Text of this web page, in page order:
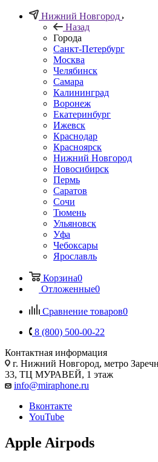
Нижний Новгород
Назад
Города
Санкт-Петербург
Москва
Челябинск
Самара
Калининград
Воронеж
Екатеринбург
Ижевск
Краснодар
Красноярск
Нижний Новгород
Новосибирск
Пермь
Саратов
Сочи
Тюмень
Ульяновск
Уфа
Чебоксары
Ярославль
Корзина0
Отложенные0
Сравнение товаров0
8 (800) 500-00-22
Контактная информация
г. Нижний Новгород, метро
33, ТЦ МУРАВЕЙ, 1 этаж
info@miraphone.ru
Вконтакте
YouTube
Apple Airpods